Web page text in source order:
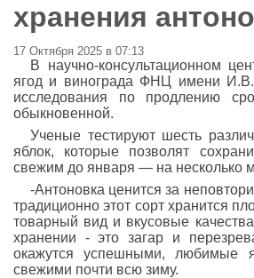
хранения
17 Октября 2025 в 07:13
В научно-консультационном
ягод и винoгрaда ФНЦ имени
исследования по продлению
обыкновенной.
Ученые тестируют шесть
яблок, которые позволят
свежим до января — на несколько
-Антоновка ценится за
традиционно этот сорт хранится
товарный вид и вкусовые
хранении - это загар и
окажутся успешными, любимые
свежими почти всю зиму.